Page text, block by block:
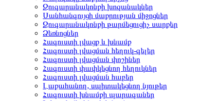
Զուգարանակոնքի խոզանակներ
Սանհանգույցի մաքրության միջոցներ
Զուգարանակոնքի թարմեցուցիչ սարքեր
Ձեռնոցներ
Հագուստի լվացք և խնամք
Հագուստի լվացման հեղուկ-գելեր
Հագուստի լվացման փոշիներ
Հագուստի փափկեցնող հեղուկներ
Հագուստի լվացման հաբեր
Լաքահանող, սպիտակեցնող նյութեր
Հագուստի խնամքի պարագաներ